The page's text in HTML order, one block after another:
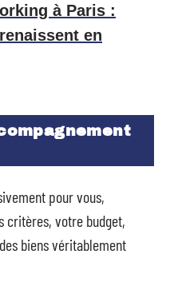
à Paris :
en
pour vous,
critères, votre budget,
biens véritablement